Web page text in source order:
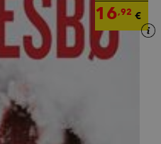
16,92 €